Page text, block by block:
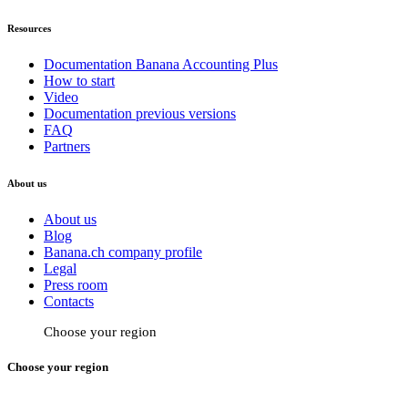
Resources
Documentation Banana Accounting Plus
How to start
Video
Documentation previous versions
FAQ
Partners
About us
About us
Blog
Banana.ch company profile
Legal
Press room
Contacts
Choose your region
Choose your region